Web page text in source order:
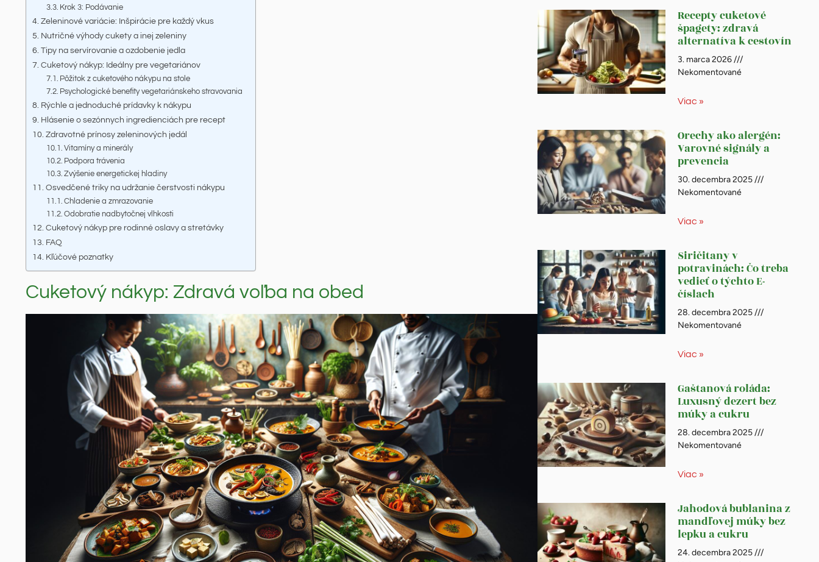
Krok 3: Podávanie
Zeleninové variácie: Inšpirácie pre každý vkus
Nutričné výhody cukety a inej zeleniny
Tipy na servírovanie a ozdobenie jedla
Cuketový nákyp: Ideálny pre vegetariánov
Pôžitok z cuketového nákypu na stole
Psychologické benefity vegetariánskeho stravovania
Rýchle a jednoduché prídavky k nákypu
Hlásenie o sezónnych ingredienciách pre recept
Zdravotné prínosy zeleninových jedál
Vitamíny a minerály
Podpora trávenia
Zvýšenie energetickej hladiny
Osvedčené triky na udržanie čerstvosti nákypu
Chladenie a zmrazovanie
Odobratie nadbytočnej vlhkosti
Cuketový nákyp pre rodinné oslavy a stretávky
FAQ
Kľúčové poznatky
Cuketový nákyp: Zdravá voľba na obed
Recepty cuketové
špagety: zdravá
alternatíva k cestovín
3. marca 2026
Nekomentované
Viac »
Orechy ako alergén:
Varovné signály a
prevencia
30. decembra 2025
Nekomentované
Viac »
Siričitany v
potravinách: Čo treba
vedieť o týchto E-
číslach
28. decembra 2025
Nekomentované
Viac »
Gaštanová roláda:
Luxusný dezert bez
múky a cukru
28. decembra 2025
Nekomentované
Viac »
Jahodová bublanina z
mandľovej múky bez
lepku a cukru
24. decembra 2025